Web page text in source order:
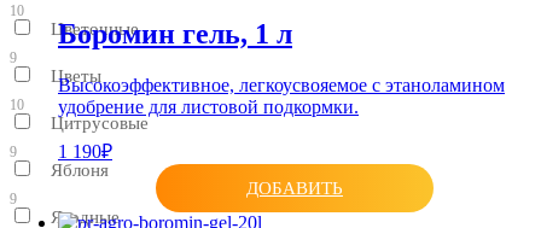
10
Цветочные
9
Цветы
10
Цитрусовые
9
Яблоня
9
Ягодные
Боромин гель, 1 л
Высокоэффективное, легкоусвояемое с этаноламином
удобрение для листовой подкормки.
1 190₽
ДОБАВИТЬ